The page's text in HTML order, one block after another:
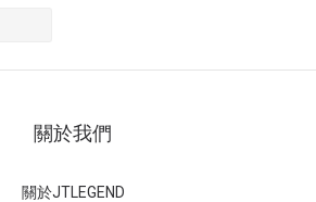
關於我們
關於JTLEGEND